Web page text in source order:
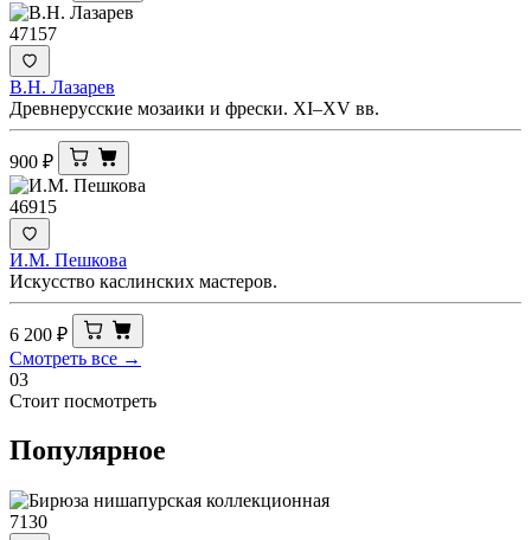
47157
В.Н. Лазарев
Древнерусские мозаики и фрески. XI–XV вв.
900 ₽
46915
И.М. Пешкова
Искусство каслинских мастеров.
6 200 ₽
Смотреть все →
03
Стоит посмотреть
Популярное
7130